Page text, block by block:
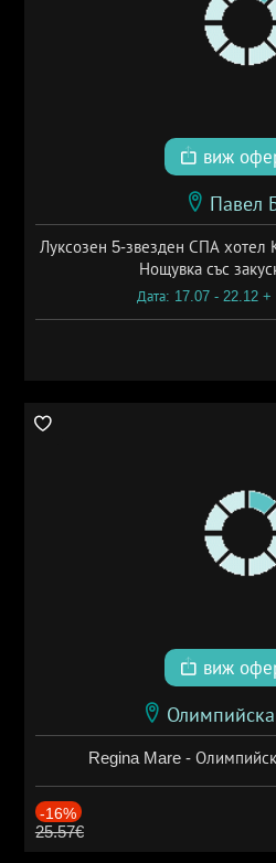
виж
Павел
Луксозен 5-звезден СПА хотел
Нощувка със
Дата: 17.07 - 22.12 +
виж
Regina Mare -
-16%
25.57€